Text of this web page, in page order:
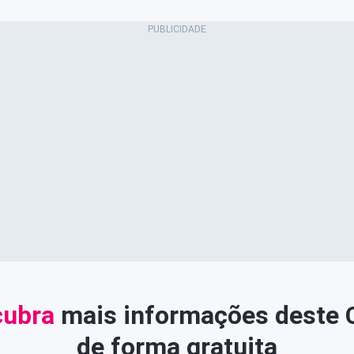
mais informações deste
de forma gratuita